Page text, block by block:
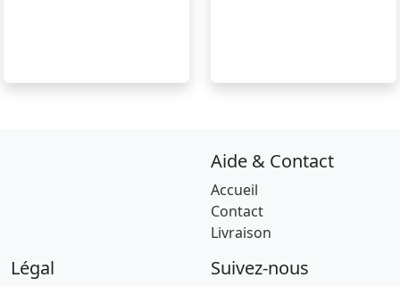
Aide & Contact
Accueil
Contact
Livraison
Légal Suivez-nous